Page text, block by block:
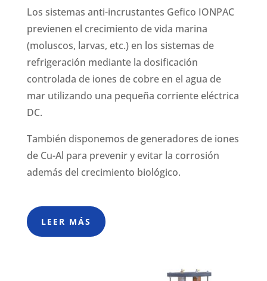
Los sistemas anti-incrustantes Gefico IONPAC
previenen el crecimiento de vida marina
(moluscos, larvas, etc.) en los sistemas de
refrigeración mediante la dosificación
controlada de iones de cobre en el agua de
mar utilizando una pequeña corriente eléctrica
DC.
También disponemos de generadores de iones
de Cu-Al para prevenir y evitar la corrosión
además del crecimiento biológico.
LEER MÁS